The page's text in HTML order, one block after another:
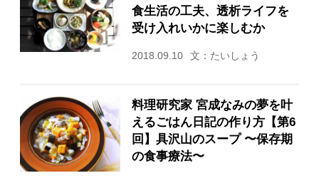
食生活の工夫、透析ライフを
受け入れいかに楽しむか
2018.09.10 文：たいしょう
料理研究家 宮成なみの夢を叶
えるごはん日記の作り方【第6
回】具沢山のスープ 〜保存期
の食事療法〜